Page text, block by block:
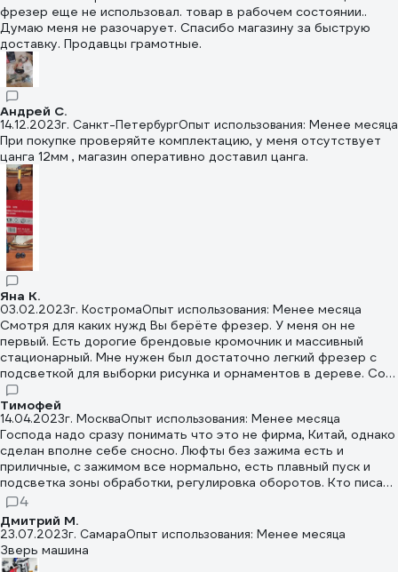
фрезер еще не использовал. товар в рабочем состоянии..
Думаю меня не разочарует. Спасибо магазину за быструю
доставку. Продавцы грамотные.
Андрей С.
14.12.2023г. Санкт-ПетербургОпыт использования: Менее месяца
При покупке проверяйте комплектацию, у меня отсутствует
цанга 12мм , магазин оперативно доставил цанга.
Яна К.
03.02.2023г. КостромаОпыт использования: Менее месяца
Смотря для каких нужд Вы берёте фрезер. У меня он не
первый. Есть дорогие брендовые кромочник и массивный
стационарный. Мне нужен был достаточно легкий фрезер с
подсветкой для выборки рисунка и орнаментов в дереве. Со
своей задачей справился отлично. Только к нему надо
приспособиться.
Тимофей
14.04.2023г. МоскваОпыт использования: Менее месяца
Господа надо сразу понимать что это не фирма, Китай, однако
сделан вполне себе сносно. Люфты без зажима есть и
приличные, с зажимом все нормально, есть плавный пуск и
подсветка зоны обработки, регулировка оборотов. Кто писал
что шпиндель греется да он греется даже на холостых без
нагрузки, но не так чтоб руку не держать. Вообщем пока
предварительный вывод по сборке, комплектации и качеству,
за цену не более 5000 рублей на твердую 4. Поработаю
дополню отзыв. Это полный аналог Интерскола.
4
Дмитрий М.
23.07.2023г. СамараОпыт использования: Менее месяца
Зверь машина